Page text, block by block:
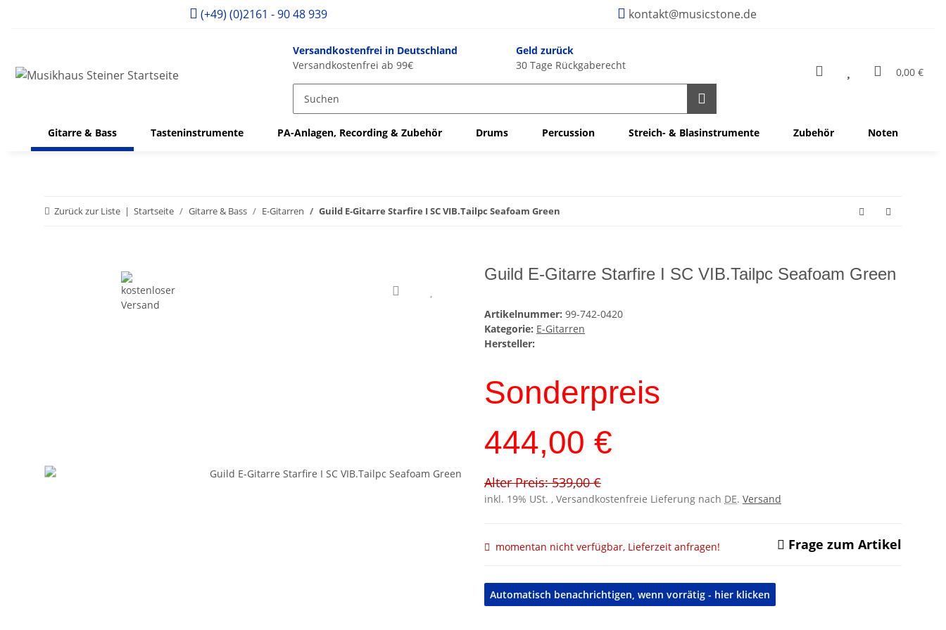
(+49) (0)2161 - 90 48 939 kontakt@musicstone.de
Versandkostenfrei in Deutschland
Versandkostenfrei ab 99€
Geld zurück
30 Tage Rückgaberecht
0,00 €
Gitarre & Bass Tasteninstrumente PA-Anlagen, Recording & Zubehör Drums Percussion Streich- & Blasinstrumente Zubehör Noten
Zurück zur Liste Startseite Gitarre & Bass E-Gitarren Guild E-Gitarre Starfire I SC VIB.Tailpc Seafoam Green
Guild E-Gitarre Starfire I SC VIB.Tailpc Seafoam Green
Artikelnummer: 99-742-0420
Kategorie: E-Gitarren
Hersteller:
Sonderpreis
444,00 €
Alter Preis: 539,00 €
inkl. 19% USt. , Versandkostenfreie Lieferung nach DE. Versand
momentan nicht verfügbar, Lieferzeit anfragen! Frage zum Artikel
Automatisch benachrichtigen, wenn vorrätig - hier klicken